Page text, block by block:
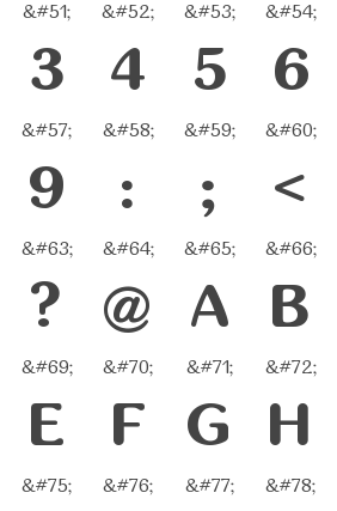
&#51;
3
&#52;
4
&#53;
5
&#54;
6
&#57;
9
&#58;
:
&#59;
;
&#60;
<
&#63;
?
&#64;
@
&#65;
A
&#66;
B
&#69;
E
&#70;
F
&#71;
G
&#72;
H
&#75; &#76; &#77; &#78;